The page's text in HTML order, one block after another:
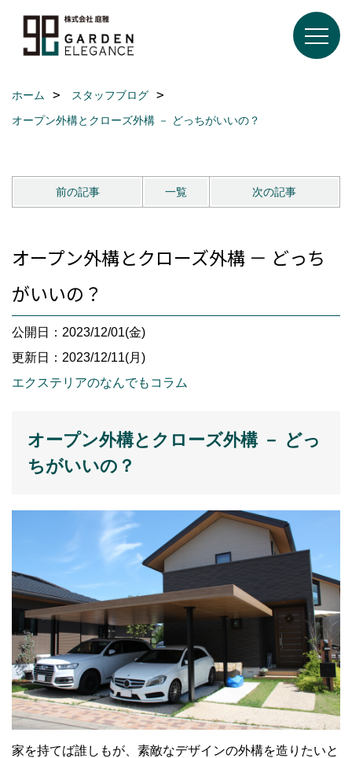
ホーム
スタッフブログ
オープン外構とクローズ外構 － どっちがいいの？
前の記事 一覧 次の記事
オープン外構とクローズ外構 － どっち
がいいの？
公開日：2023/12/01(金)
更新日：2023/12/11(月)
エクステリアのなんでもコラム
オープン外構とクローズ外構 － どっ
ちがいいの？
家を持てば誰しもが、素敵なデザインの外構を造りたいと